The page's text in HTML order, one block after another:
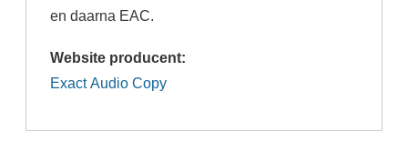
en daarna EAC.
Website producent:
Exact Audio Copy